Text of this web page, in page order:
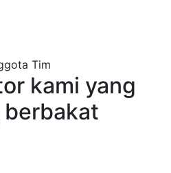
Tim
kami yang